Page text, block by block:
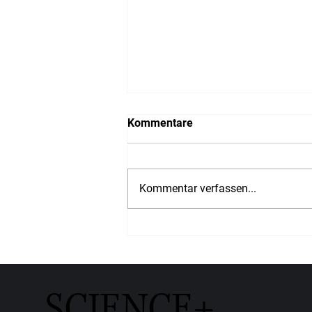
Kommentare
Kommentar verfassen...